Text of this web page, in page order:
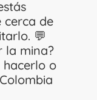
cerca de
💬
la mina?
hacerlo o